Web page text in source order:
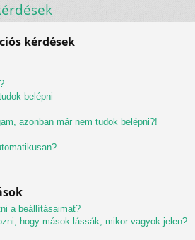
kérdések
belépni
azonban már nem tudok belépni?!
a beállításaimat?
hogy mások lássák, mikor vagyok jelen?